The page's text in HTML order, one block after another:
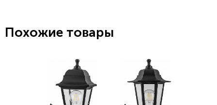
Похожие товары